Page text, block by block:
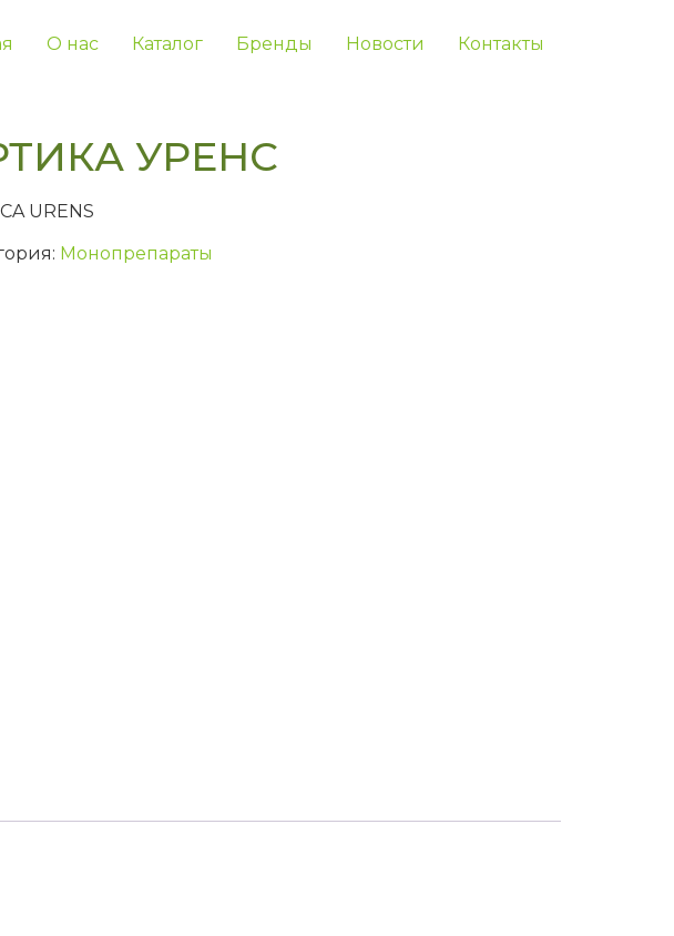
О нас Каталог Бренды Новости Контакты
УРЕНС
URENS
Монопрепараты